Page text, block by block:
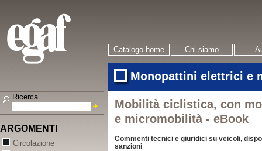
Catalogo home Chi siamo
Monopattini elettrici e
Mobilità ciclistica, con
e micromobilità - eBook
Commenti tecnici e giuridici su veicoli,
sanzioni
Ricerca
ARGOMENTI
Circolazione